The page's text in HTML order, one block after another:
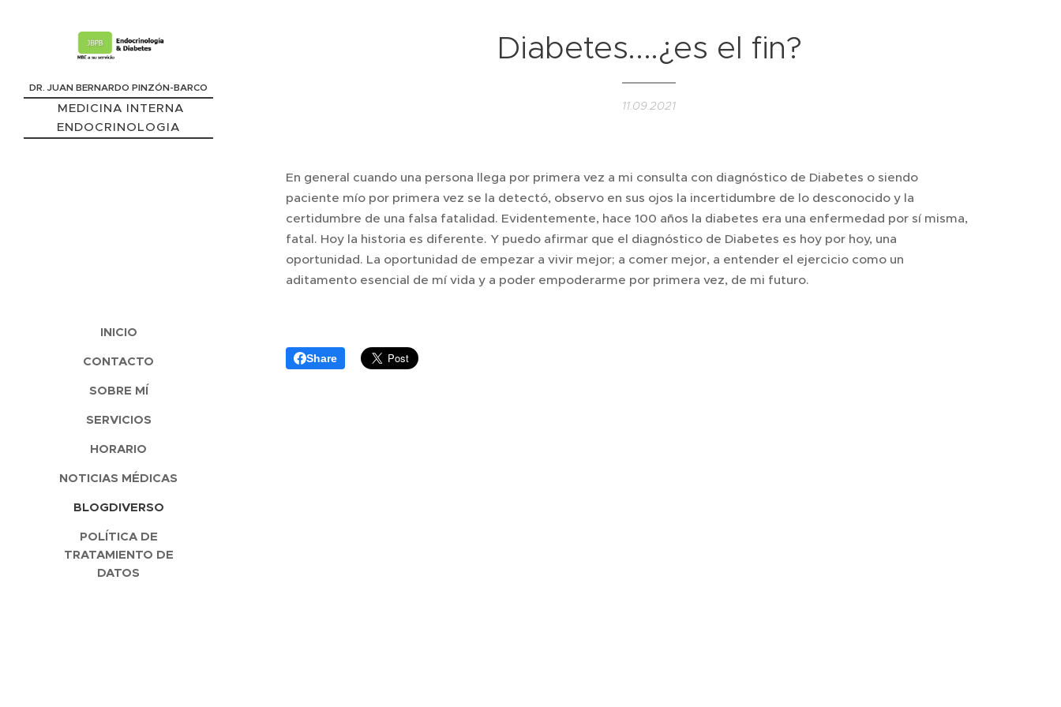
DR. JUAN BERNARDO PINZÓN-BARCO
MEDICINA INTERNA
ENDOCRINOLOGIA
INICIO
CONTACTO
SOBRE MÍ
SERVICIOS
HORARIO
NOTICIAS MÉDICAS
BLOGDIVERSO
POLÍTICA DE
TRATAMIENTO DE
DATOS
Diabetes....¿es el fin?
11.09.2021
En general cuando una persona llega por primera vez a mi consulta con diagnóstico de Diabetes o siendo
paciente mío por primera vez se la detectó, observo en sus ojos la incertidumbre de lo desconocido y la
certidumbre de una falsa fatalidad. Evidentemente, hace 100 años la diabetes era una enfermedad por sí misma,
fatal. Hoy la historia es diferente. Y puedo afirmar que el diagnóstico de Diabetes es hoy por hoy, una
oportunidad. La oportunidad de empezar a vivir mejor; a comer mejor, a entender el ejercicio como un
aditamento esencial de mí vida y a poder empoderarme por primera vez, de mi futuro.
Share